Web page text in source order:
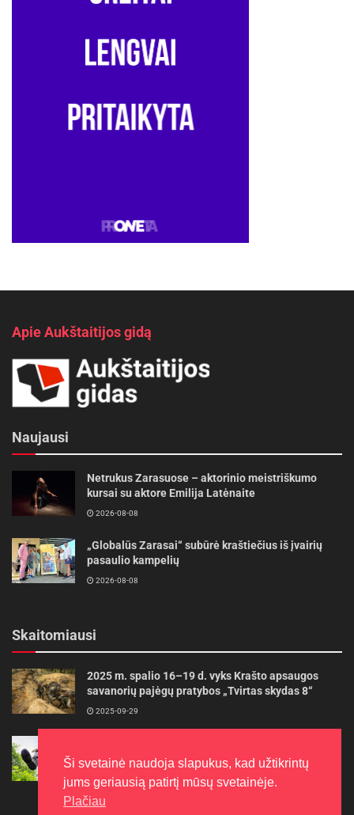
Apie Aukštaitijos gidą
Naujausi
Netrukus Zarasuose – aktorinio meistriškumo
kursai su aktore Emilija Latėnaite
2026-08-08
„Globalūs Zarasai“ subūrė kraštiečius iš įvairių
pasaulio kampelių
2026-08-08
Skaitomiausi
2025 m. spalio 16–19 d. vyks Krašto apsaugos
savanorių pajėgų pratybos „Tvirtas skydas 8“
2025-09-29
ilgiau
2022-06-27
Ši svetainė naudoja slapukus, kad užtikrintų
jums geriausią patirtį mūsų svetainėje.
Plačiau